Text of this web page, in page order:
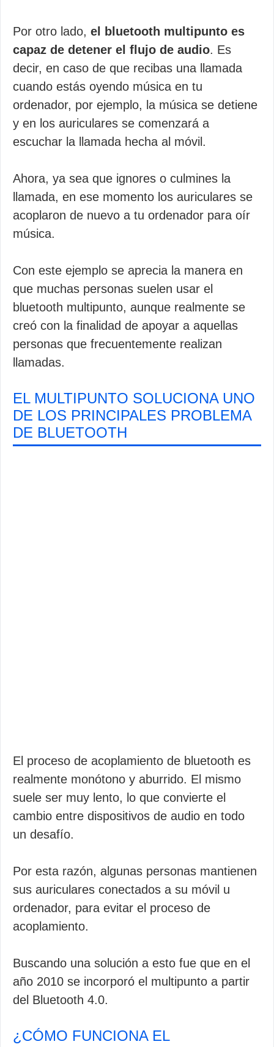
Por otro lado, el bluetooth multipunto es
capaz de detener el flujo de audio. Es
decir, en caso de que recibas una llamada
cuando estás oyendo música en tu
ordenador, por ejemplo, la música se detiene
y en los auriculares se comenzará a
escuchar la llamada hecha al móvil.
Ahora, ya sea que ignores o culmines la
llamada, en ese momento los auriculares se
acoplaron de nuevo a tu ordenador para oír
música.
Con este ejemplo se aprecia la manera en
que muchas personas suelen usar el
bluetooth multipunto, aunque realmente se
creó con la finalidad de apoyar a aquellas
personas que frecuentemente realizan
llamadas.
EL MULTIPUNTO SOLUCIONA UNO
DE LOS PRINCIPALES PROBLEMA
DE BLUETOOTH
El proceso de acoplamiento de bluetooth es
realmente monótono y aburrido. El mismo
suele ser muy lento, lo que convierte el
cambio entre dispositivos de audio en todo
un desafío.
Por esta razón, algunas personas mantienen
sus auriculares conectados a su móvil u
ordenador, para evitar el proceso de
acoplamiento.
Buscando una solución a esto fue que en el
año 2010 se incorporó el multipunto a partir
del Bluetooth 4.0.
¿CÓMO FUNCIONA EL